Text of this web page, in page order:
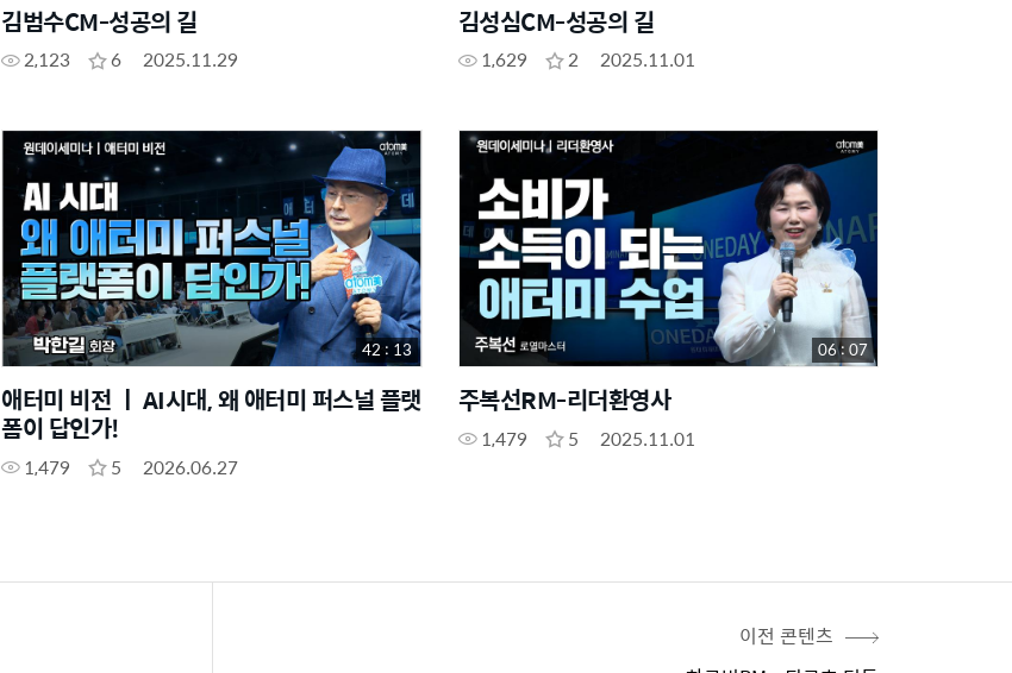
김범수CM-성공의 길
2,123 6 2025.11.29
김성심CM-성공의 길
1,629 2 2025.11.01
애터미 비전 ㅣ AI시대, 왜 애터미 퍼스널 플랫
폼이 답인가!
1,479 5 2026.06.27
42 : 13
주복선RM-리더환영사
1,479 5 2025.11.01
06 : 07
이전 콘텐츠